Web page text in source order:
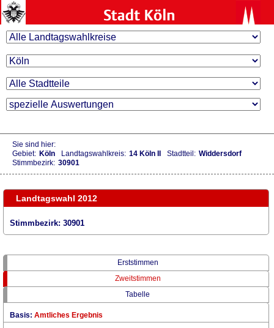
Sie sind hier:
Gebiet: Köln Landtagswahlkreis: 14 Köln II Stadtteil: Widdersdorf
Stimmbezirk: 30901
Landtagswahl 2012
Stimmbezirk: 30901
Erststimmen
Zweitstimmen
Tabelle
Basis: Amtliches Ergebnis